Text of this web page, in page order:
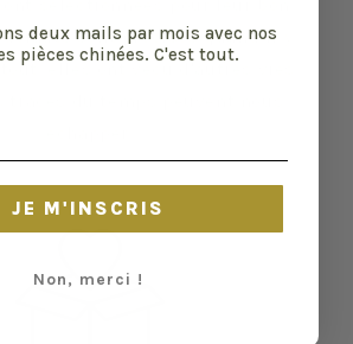
défauts sont précisés quand il y
tout, elles ont vécu d'autres vies
deux mails par mois avec nos
pièces chinées. C'est tout.
JE M'INSCRIS
Non, merci !